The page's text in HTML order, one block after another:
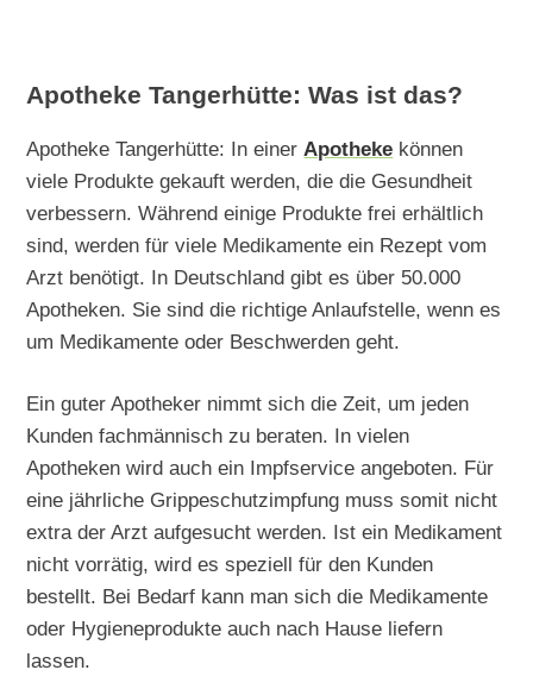
Apotheke Tangerhütte: Was ist das?
Apotheke Tangerhütte: In einer Apotheke können
viele Produkte gekauft werden, die die Gesundheit
verbessern. Während einige Produkte frei erhältlich
sind, werden für viele Medikamente ein Rezept vom
Arzt benötigt. In Deutschland gibt es über 50.000
Apotheken. Sie sind die richtige Anlaufstelle, wenn es
um Medikamente oder Beschwerden geht.
Ein guter Apotheker nimmt sich die Zeit, um jeden
Kunden fachmännisch zu beraten. In vielen
Apotheken wird auch ein Impfservice angeboten. Für
eine jährliche Grippeschutzimpfung muss somit nicht
extra der Arzt aufgesucht werden. Ist ein Medikament
nicht vorrätig, wird es speziell für den Kunden
bestellt. Bei Bedarf kann man sich die Medikamente
oder Hygieneprodukte auch nach Hause liefern
lassen.